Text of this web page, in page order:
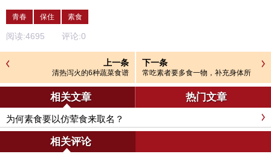
青春 保住 素食
阅读:4695 评论:0
上一条
清热泻火的6种蔬菜食谱
下一条
常吃素者要多食一物，补充身体所
需蛋白质
相关文章 热门文章
为何素食要以仿荤食来取名？
相关评论